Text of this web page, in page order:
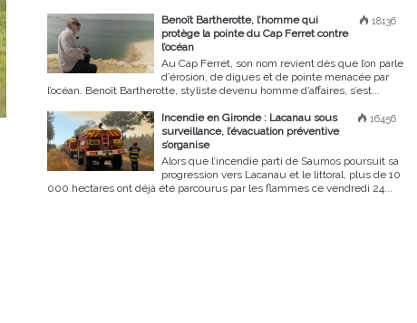
18136
Benoît Bartherotte, l’homme qui
protège la pointe du Cap Ferret contre
l’océan
Au Cap Ferret, son nom revient dès que l’on parle
d’érosion, de digues et de pointe menacée par
l’océan. Benoît Bartherotte, styliste devenu homme d’affaires, s’est...
16456
Incendie en Gironde : Lacanau sous
surveillance, l’évacuation préventive
s’organise
Alors que l’incendie parti de Saumos poursuit sa
progression vers Lacanau et le littoral, plus de 10
000 hectares ont déjà été parcourus par les flammes ce vendredi 24...